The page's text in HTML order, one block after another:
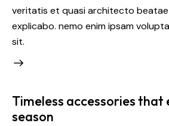
veritatis et quasi architecto
explicabo. nemo enim ipsam
sit.
Timeless accessories that
season